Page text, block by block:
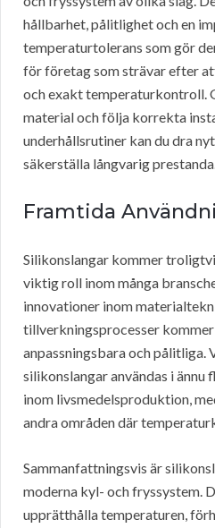
hållbarhet, pålitlighet och en
temperaturtolerans som gör
för företag som strävar efter
och exakt temperaturkontroll.
material och följa korrekta
underhållsrutiner kan du dra
säkerställa långvarig
Framtida
Silikonslangar kommer
viktig roll inom många
innovationer inom
tillverkningsprocesser
anpassningsbara och pålitliga.
silikonslangar användas i
inom livsmedelsproduktion,
andra områden där
Sammanfattningsvis är
moderna kyl- och fryssystem.
upprätthålla temperaturen,